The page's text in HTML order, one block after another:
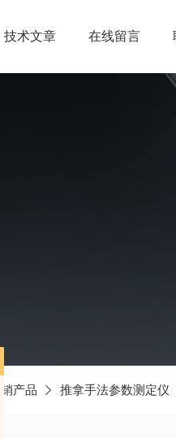
技术文章 在线留言
销产品 推拿手法参数测定仪